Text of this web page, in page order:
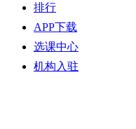
排行
APP下载
选课中心
机构入驻